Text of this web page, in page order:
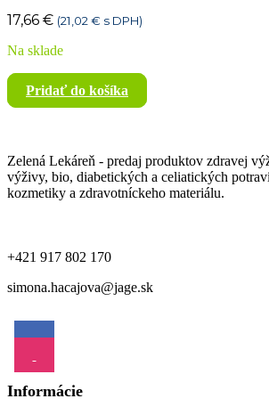
17,66 € (21,02€ s DPH)
Na sklade
Pridať do košíka
Zelená Lekáreň - predaj produktov zdravej
výživy, bio, diabetických a celiatických
kozmetiky a zdravotníckeho materiálu.
+421 917 802 170
simona.hacajova@jage.sk
Informácie